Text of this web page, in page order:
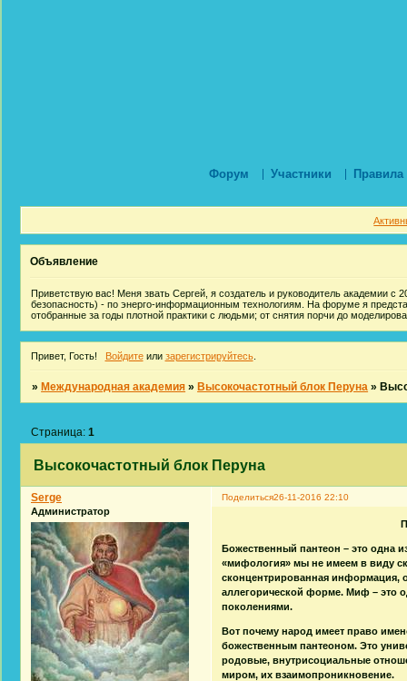
Форум Участники Правила
Объявление
Приветствую вас! Меня звать Сергей, я создатель и руководитель академии с
безопасность) - по энерго-информационным технологиям. На форуме я
отобранные за годы плотной практики с людьми; от снятия порчи до
Привет, Гость! Войдитеили зарегистрируйтесь.
»Международная академия »Высокочастотный блок Перуна »
Высокочастотный блок Перуна
Страница:1
Поделиться26-11-2016 22:10
Serge
Администратор
Божественный пантеон – это одна
«мифология» мы не имеем в виду
сконцентрированная информация,
аллегорической форме. Миф – это
поколениями.
Вот почему народ имеет право
божественным пантеоном. Это
родовые, внутрисоциальные
миром, их взаимопроникновение.